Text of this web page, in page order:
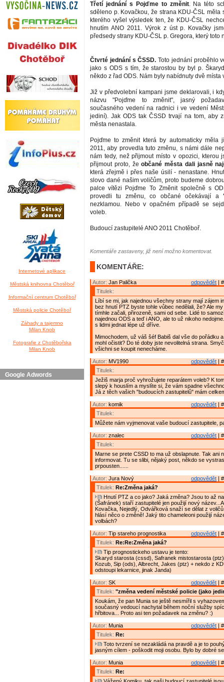
Internetové aplikace
Městská knihovna Chotěboř
Informační centrum Chotěboř
Městská policie Chotěboř
Záhady a tajemno
Milan Knob
Fotografie z Chotěbořska
Milan Knob
Google Adwords
Třetí jednání s Pojďme to změnit. Na této
sděleno p. Kovačkou, že strana KDU-ČSL měla
kterého vyšel výsledek ten, že KDU-ČSL
hnutím ANO 2011. Výrok z úst p. Kovačky
předsedy strany KDU-ČSL p. Gregora, který toto
Čtvrté jednání s ČSSD. Toto jednání proběhlo
jako s ODS s tím, že starostou by byl p.
někdo z řad ODS. Nám byly nabídnuty dvě místa
Již v předvolební kampani jsme deklarovali, i
názvu "Pojďme to změnit", jasný
současného vedení na radnici i ve vedení
jediní). Jak ODS tak ČSSD trvají na tom, aby
města nenastala.
Pojďme to změnit která by automaticky měla
2011, aby provedla tuto změnu, s námi dále
nám tedy, než přijmout místo v opozici, kterou
přijmout proto, žeobčané města dali jasně
která zřejmě i přes naše úsilí - nenastane.
slovo dané našim voličům, proto budeme
palce vítězi Pojďme To Změnit společně s
provedli tu změnu, co občané očekávají a
nezklamou. Nebo v opačném případě se
voleb.
Budoucí zastupitelé ANO 2011 Chotěboř.
Komentáře zastaveny, již není možno komentovat.
KOMENTÁŘE:
odpovědět |
Autor: Jan Palička
Titulek:
Líbí se mi, jak najednou všechny strany mají zájem
bez hnutí PTZ byste tohle vůbec nedělali, že? Ale
tímhle začali, přirozeně, sami od sebe. Lidé to
najednou ODS a teď i ANO, ale to už nikoho
s lidmi jednat lépe už dříve.
Mimochodem, už váš šéf Babiš dal vše do pořádku
mohl očistit? Do té doby jste nevolitelná strana.
všichni se koupit nenecháme.
odpovědět |
Autor: MV1990
Titulek:
Ježiš marja proč vyhrožujete reparátem voleb? K
slepý k houslím a myslíte si, že vám spadne
Já z těch vašich "budoucích zastupitelů" mám
odpovědět |
Autor: komik
Titulek:
Můžete nám vyjmenovat vaše budoucí zastupitele,
odpovědět |
Autor: znalec
Titulek:
Marne se prete CSSD to ma už obslapnute. Tak ani
informovat. Tu se slibi, nějaký post, někdo se
prpousten......
odpovědět |
Autor: Jura Nový
Titulek: Re:Změna jaká?
Hnutí PTZ a co jako? Jaká změna? Jsou to až
(Šafránek) staří zastupitelé jen použijí nový
Kovačka, Nejedlý, Odvářková snaží se dělat z
hlásí něco o změně! Jaký tito chameleoni použijí
volbách?
odpovědět |
Autor: Tip stareho prognostika
Titulek: Re:Re:Změna jaká?
Tip prognostickeho ustavu je tento:
Skaryd starosta (cssd), Safranek mistostarosta
Kozub, Sip (ods), Albrecht, Jakes (ptz) + nekdo z
odstoupi lekarnice, jinak Janda)
odpovědět |
Autor: SK
Titulek: "změna vedení městské policie (jako
Koukám, že pan Munia se ještě nesmířil s
současný vedoucí nachytal během noční služby
hřbitova... Proto asi ten požadavek na změnu? :)
odpovědět |
Autor: Munia
Titulek: Re:
Toto tvrzení se nezakládá na pravdě a je to
jasným cílem - poškodit moji osobu. Bylo by dobré
odpovědět |
Autor: Munia
Titulek: Re: